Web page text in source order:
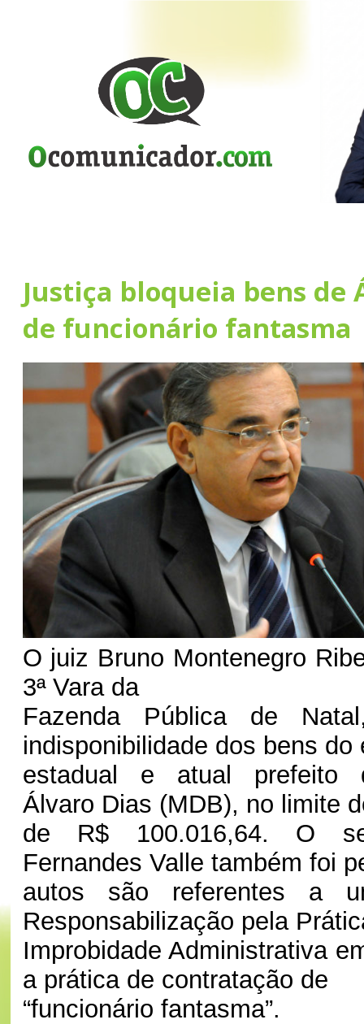
Justiça bloqueia bens de
de funcionário fantasma
O juiz Bruno Montenegro
3ª Vara da
Fazenda Pública de
indisponibilidade dos bens do
estadual e atual prefeito
Álvaro Dias (MDB), no limite
de R$ 100.016,64. O
Fernandes Valle também foi
autos são referentes a
Responsabilização pela
Improbidade Administrativa
a prática de contratação de
“funcionário fantasma”.